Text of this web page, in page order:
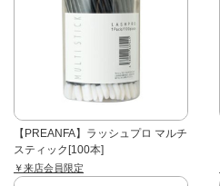
【PREANFA】ラッシュプロ マルチ
スティック[100本]
￥来店会員限定